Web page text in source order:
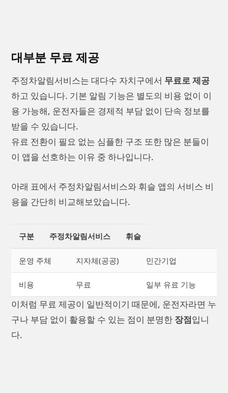
대부분 무료 제공
주정차알림서비스는 대다수 자치구에서 무료로 제공
하고 있습니다. 기본 알림 기능은 별도의 비용 없이 이
용 가능해, 운전자들은 경제적 부담 없이 단속 정보를
받을 수 있습니다.
유료 전환이 필요 없는 심플한 구조 또한 많은 분들이
이 앱을 선호하는 이유 중 하나입니다.
아래 표에서 주정차알림서비스와 휘슬 앱의 서비스 비
용을 간단히 비교해보았습니다.
구분 주정차알림서비스 휘슬
운영 주체 지자체(공공) 민간기업
비용 무료 일부 유료 기능
이처럼 무료 제공이 일반적이기 때문에, 운전자라면 누
구나 부담 없이 활용할 수 있는 점이 분명한 장점입니
다.